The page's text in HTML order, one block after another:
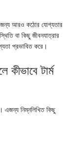
জন্য আরও কঠোর যোগ্যতার
বা কিছু জীবনযাত্রার
প্রভাবিত করে।
টার্ম
এজন্য নিম্নলিখিত কিছু